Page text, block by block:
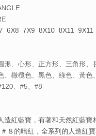
6X8 7X9 8X10 8X11 9X11
形、心形、正方形、三角形、
、橄欖色、黑色、綠色、黃
、#5、#8
造紅藍寶，有著和天然紅藍
８的暗紅，全系列的人造紅